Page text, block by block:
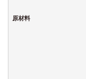
原材料